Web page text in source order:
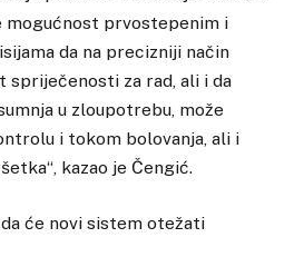
mogućnost prvostepenim i
da na precizniji način
spriječenosti za rad, ali i da
u zloupotrebu, može
i tokom bolovanja, ali i
kazao je Čengić.
će novi sistem otežati